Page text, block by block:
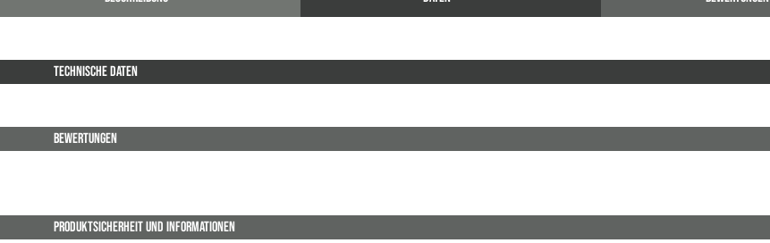
TECHNISCHE DATEN
BEWERTUNGEN
PRODUKTSICHERHEIT UND INFORMATIONEN